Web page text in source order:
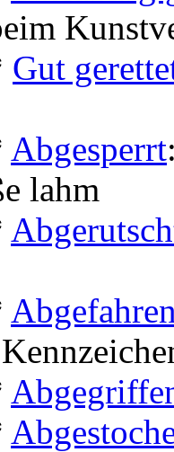
Gut
Abgesperrt
lahm